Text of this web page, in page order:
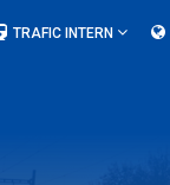
TRAFIC INTERN